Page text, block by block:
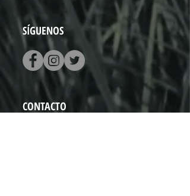
SÍGUENOS
CONTACTO